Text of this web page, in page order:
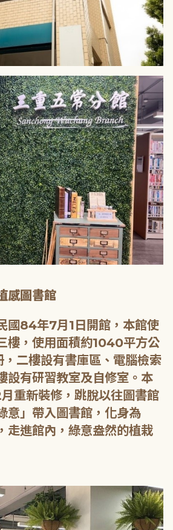
感圖書館
國84年7月1日開館，本館使
樓，使用面積約1040平方公
二樓設有書庫區、電腦檢索
設有研習教室及自修室。本
重新裝修，跳脫以往圖書館
意」帶入圖書館，化身為
走進館內，綠意盎然的植栽